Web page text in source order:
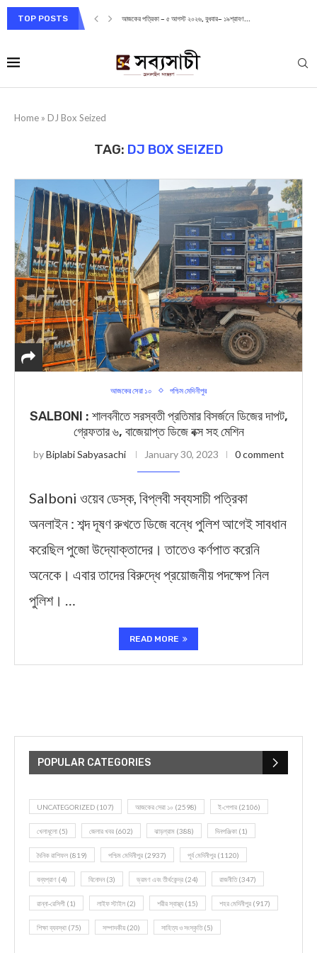
TOP POSTS আজকের পত্রিকা – ৫ আগস্ট ২০২৬, বুধবার– ১৯শ্রাবণ...
Home » DJ Box Seized
TAG: DJ BOX SEIZED
আজকের সেরা ১০ পশ্চিম মেদিনীপুর
SALBONI : শালবনীতে সরস্বতী প্রতিমার বিসর্জনে ডিজের দাপট,
গ্রেফতার ৬, বাজেয়াপ্ত ডিজে বক্স সহ মেশিন
byBiplabi Sabyasachi January 30, 2023 0 comment
Salboni ওয়েব ডেস্ক, বিপ্লবী সব্যসাচী পত্রিকা
অনলাইন : শব্দ দূষণ রুখতে ডিজে বন্ধে পুলিশ আগেই সাবধান
করেছিল পুজো উদ্যোক্তাদের। তাতেও কর্ণপাত করেনি
অনেকে। এবার তাদের বিরুদ্ধে প্রয়োজনীয় পদক্ষেপ নিল
পুলিশ। …
READ MORE
POPULAR CATEGORIES
UNCATEGORIZED (107) আজকের সেরা ১০ (2598) ই-পেপার (2106)
খেলাধূলো (5) জেলার খবর (602) ঝাড়গ্রাম (388) দিনপঞ্জিকা (1)
দৈনিক রাশিফল (819) পশ্চিম মেদিনীপুর (2937) পূর্ব মেদিনীপুর (1120)
বন্যপ্রাণ (4) বিনোদন(3) ভ্রমণ এবং তীর্থকেন্দ্র (24) রাজনীতি(347)
রান্না-রেসিপী (1) লাইফ স্টাইল (2) শরীর স্বাস্থ্য (15) শহর মেদিনীপুর (917)
শিক্ষা ব্যবস্থা (75) সম্পাদকীয় (20) সাহিত্য ও সংস্কৃতি(5)